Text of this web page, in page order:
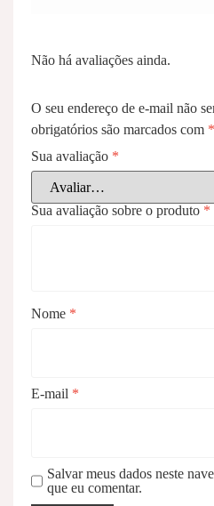
Não há avaliações ainda.
O seu endereço de e-mail não
obrigatórios são marcados com *
Sua avaliação *
Sua avaliação sobre o produto *
Nome *
E-mail *
Salvar meus dados neste
que eu comentar.